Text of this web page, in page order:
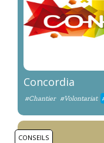
Concordia
#Chantier #Volontariat
CONSEILS